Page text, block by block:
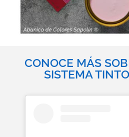
CONOCE MÁS
SISTEMA